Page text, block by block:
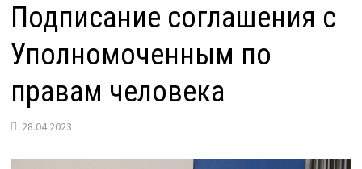
Подписание соглашения с
Уполномоченным по
правам человека
28.04.2023